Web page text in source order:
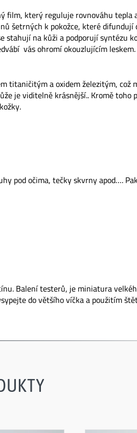
film, který reguluje rovnováhu tepla
šetrných k pokožce, které
na kůži a podporují syntézu
vás ohromí okouzlujícím
titaničitým a oxidem železitým, což
je viditelně krásnější.. Kromě toho
pod očima, tečky skvrny apod….
Balení testerů, je miniatura
do většího víčka a použitím